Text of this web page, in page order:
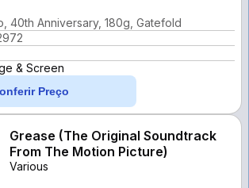
40th Anniversary, 180g, Gatefold
& Screen
Preço
Grease (The Original Soundtrack
From The Motion Picture)
Various